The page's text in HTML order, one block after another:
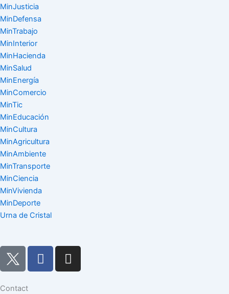
MinJusticia
MinDefensa
MinTrabajo
MinInterior
MinHacienda
MinSalud
MinEnergía
MinComercio
MinTic
MinEducación
MinCultura
MinAgricultura
MinAmbiente
MinTransporte
MinCiencia
MinVivienda
MinDeporte
Urna de Cristal
F
a
I
n
Contact